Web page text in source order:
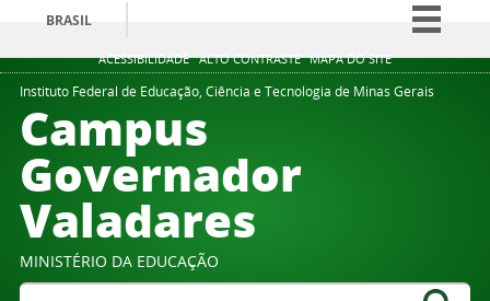
ACESSIBILIDADE ALTO CONTRASTE MAPA DO SITE
BRASIL
Simplifique!
Comunica BR
Instituto Federal de Educação, Ciência e Tecnologia de Minas Gerais
Campus
Governador
Valadares
MINISTÉRIO DA EDUCAÇÃO
Buscar no portal